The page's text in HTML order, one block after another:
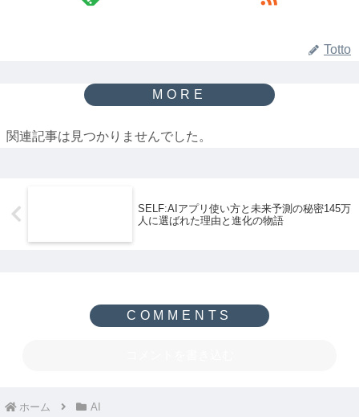
Totto
関連記事は見つかりませんでした。
SELF:AIアプリ使い方と未来予測の秘密145万
人に選ばれた理由と進化の物語
ホーム AI